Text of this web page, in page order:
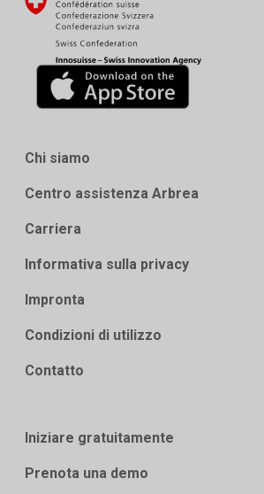
Chi siamo
Centro assistenza Arbrea
Carriera
Informativa sulla privacy
Impronta
Condizioni di utilizzo
Contatto
Iniziare gratuitamente
Prenota una demo